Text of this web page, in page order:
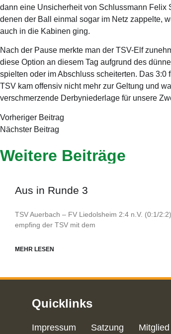
dann eine Unsicherheit von Schlussmann Felix
denen der Ball einmal sogar im Netz zappelte,
auch in die Kabinen ging.
Nach der Pause merkte man der TSV-Elf
diese Option an diesem Tag aufgrund des
spielten oder im Abschluss scheiterten. Das
TSV kam offensiv nicht mehr zur Geltung und
verschmerzende Derbyniederlage für unsere
Vorheriger Beitrag
Nächster Beitrag
Weitere Beiträge
Aus in Runde 3
TSV Auerbach – FV Liedolsheim 2:4 n.V. (0:1/
empfing der TSV mit dem
MEHR LESEN
Quicklinks
Impressum Satzung